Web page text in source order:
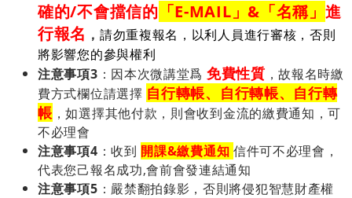
確的/不會擋信的 「E-MAIL」&「名稱」 進
行報名 ， 請勿重複報名，以利人員進行審核，否則
將影響您的參與權利
注意事項3 ：因本次微講堂爲 免費性質 ，故報名時繳
費方式欄位請選擇 自行轉帳、 自行轉帳、 自行轉
帳 ，如選擇其他付款，則會收到金流的繳費通知，可
不必理會
注意事項4 ：收到 開課&繳費通知 信件可不必理會，
代表您己報名成功,會前會發連結通知
注意事項5 ：嚴禁翻拍錄影，否則將侵犯智慧財產權